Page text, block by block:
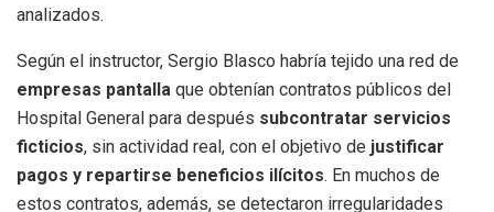
analizados.
Según el instructor, Sergio Blasco habría tejido una red de
empresas pantalla que obtenían contratos públicos del
Hospital General para después subcontratar servicios
ficticios, sin actividad real, con el objetivo de justificar
pagos y repartirse beneficios ilícitos. En muchos de
estos contratos, además, se detectaron irregularidades